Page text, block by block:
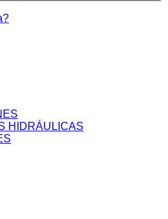
HIDRÁULICAS